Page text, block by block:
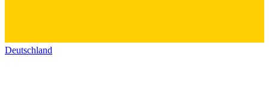
Deutschland